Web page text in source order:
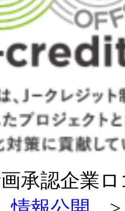
承認企業